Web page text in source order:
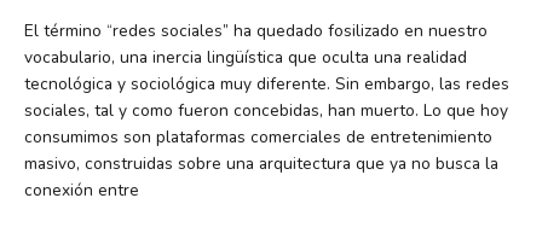
El término “redes sociales” ha quedado fosilizado en nuestro
vocabulario, una inercia lingüística que oculta una realidad
tecnológica y sociológica muy diferente. Sin embargo, las redes
sociales, tal y como fueron concebidas, han muerto. Lo que hoy
consumimos son plataformas comerciales de entretenimiento
masivo, construidas sobre una arquitectura que ya no busca la
conexión entre